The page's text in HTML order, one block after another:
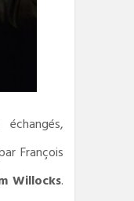
François
Willocks.